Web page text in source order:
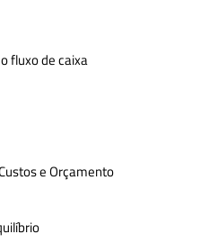
fluxo de caixa
e Orçamento